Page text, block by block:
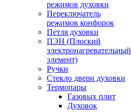
режимов духовки
Переключатель
режимов конфорок
Петля духовки
ПЭН (Плоский
электронагревательный
элемент)
Ручки
Стекло двери духовки
Термопары
Газовых плит
Духовок